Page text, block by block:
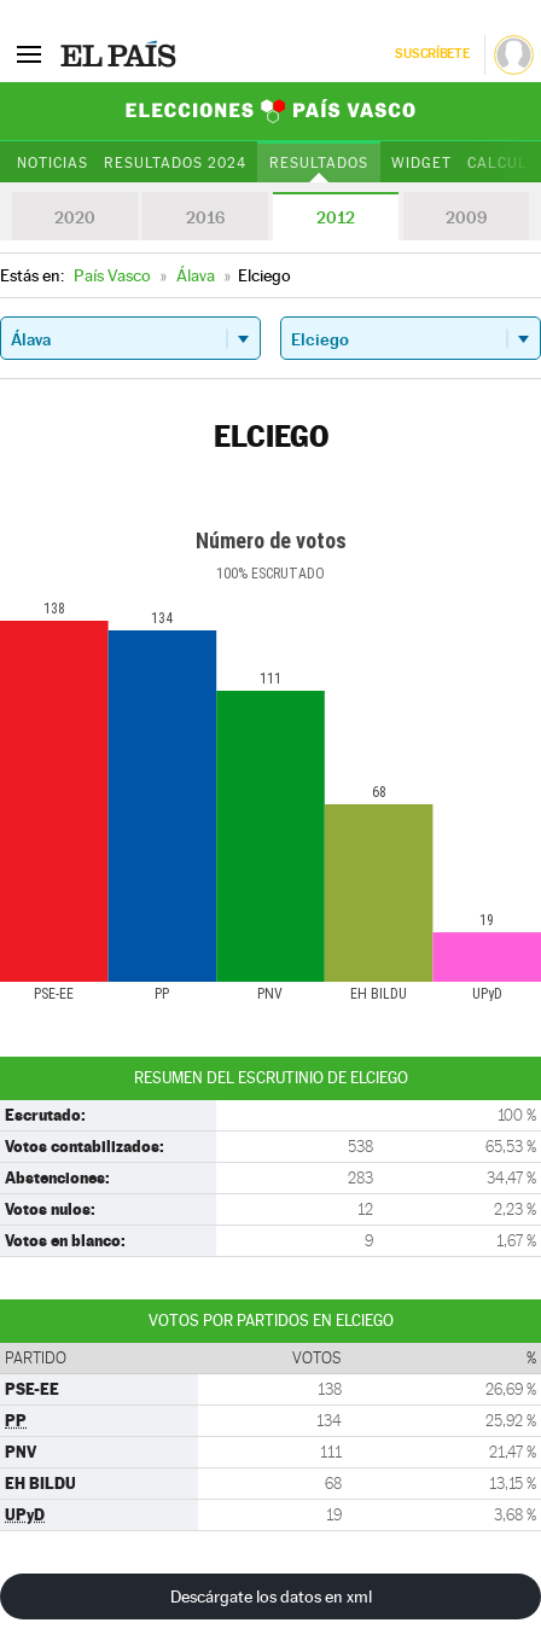
SUSCRÍBETE
NOTICIAS RESULTADOS 2024 RESULTADOS WIDGET
2020 2016 2012 2009
Estás en: País Vasco » Álava » Elciego
ELCIEGO
Número de votos
100% ESCRUTADO
PSE-EE PP PNV EH BILDU UPyD
138
134
111
68
19
RESUMEN DEL ESCRUTINIO DE ELCIEGO
Escrutado: 100 %
Votos contabilizados: 538 65,53 %
Abstenciones: 283 34,47 %
Votos nulos: 12 2,23 %
Votos en blanco: 9 1,67 %
VOTOS POR PARTIDOS EN ELCIEGO
PARTIDO VOTOS %
PSE-EE 138 26,69 %
PP 134 25,92 %
PNV 111 21,47 %
EH BILDU 68 13,15 %
UPyD 19 3,68 %
Descárgate los datos en xml